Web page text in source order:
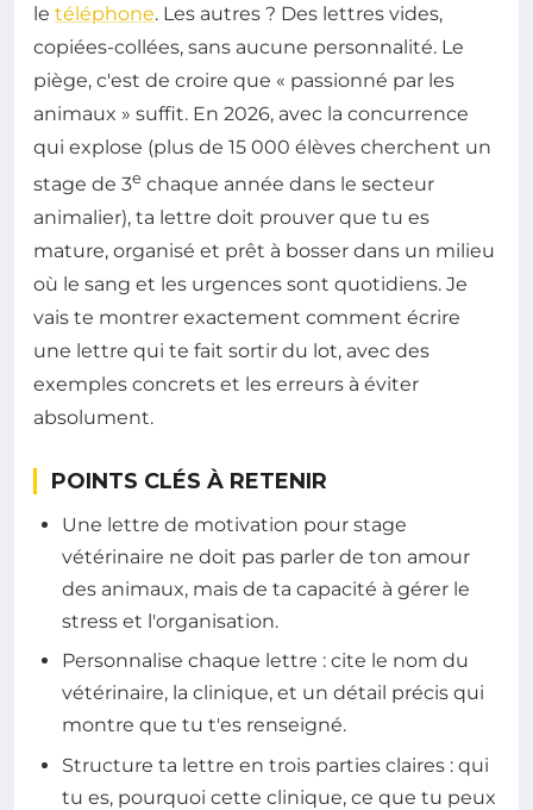
le téléphone. Les autres ? Des lettres vides,
copiées-collées, sans aucune personnalité. Le
piège, c'est de croire que « passionné par les
animaux » suffit. En 2026, avec la concurrence
qui explose (plus de 15 000 élèves cherchent un
stage de 3e chaque année dans le secteur
animalier), ta lettre doit prouver que tu es
mature, organisé et prêt à bosser dans un milieu
où le sang et les urgences sont quotidiens. Je
vais te montrer exactement comment écrire
une lettre qui te fait sortir du lot, avec des
exemples concrets et les erreurs à éviter
absolument.
POINTS CLÉS À RETENIR
Une lettre de motivation pour stage
vétérinaire ne doit pas parler de ton amour
des animaux, mais de ta capacité à gérer le
stress et l'organisation.
Personnalise chaque lettre : cite le nom du
vétérinaire, la clinique, et un détail précis qui
montre que tu t'es renseigné.
Structure ta lettre en trois parties claires : qui
tu es, pourquoi cette clinique, ce que tu peux